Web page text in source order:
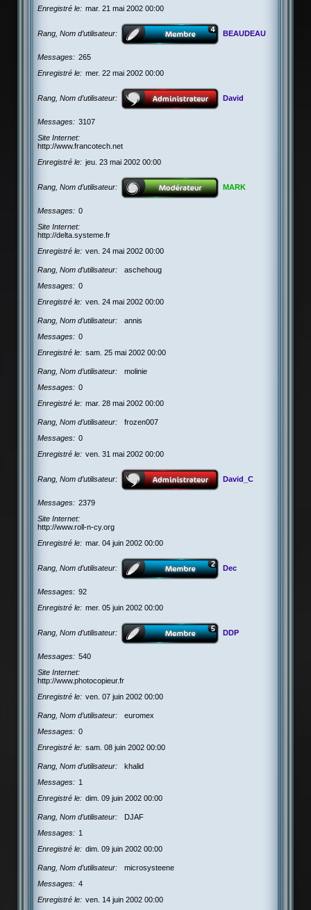
Enregistré le
mar. 21 mai 2002 00:00
Rang, Nom d’utilisateur BEAUDEAU
Messages
265
Enregistré le
mer. 22 mai 2002 00:00
Rang, Nom d’utilisateur David
Messages
3107
Site Internet
http://www.francotech.net
Enregistré le
jeu. 23 mai 2002 00:00
Rang, Nom d’utilisateur MARK
Messages
0
Site Internet
http://delta.systeme.fr
Enregistré le
ven. 24 mai 2002 00:00
Rang, Nom d’utilisateur
aschehoug
Messages
0
Enregistré le
ven. 24 mai 2002 00:00
Rang, Nom d’utilisateur
annis
Messages
0
Enregistré le
sam. 25 mai 2002 00:00
Rang, Nom d’utilisateur
molinie
Messages
0
Enregistré le
mar. 28 mai 2002 00:00
Rang, Nom d’utilisateur
frozen007
Messages
0
Enregistré le
ven. 31 mai 2002 00:00
Rang, Nom d’utilisateur David_C
Messages
2379
Site Internet
http://www.roll-n-cy.org
Enregistré le
mar. 04 juin 2002 00:00
Rang, Nom d’utilisateur Dec
Messages
92
Enregistré le
mer. 05 juin 2002 00:00
Rang, Nom d’utilisateur DDP
Messages
540
Site Internet
http://www.photocopieur.fr
Enregistré le
ven. 07 juin 2002 00:00
Rang, Nom d’utilisateur
euromex
Messages
0
Enregistré le
sam. 08 juin 2002 00:00
Rang, Nom d’utilisateur
khalid
Messages
1
Enregistré le
dim. 09 juin 2002 00:00
Rang, Nom d’utilisateur
DJAF
Messages
1
Enregistré le
dim. 09 juin 2002 00:00
Rang, Nom d’utilisateur
microsysteene
Messages
4
Enregistré le
ven. 14 juin 2002 00:00